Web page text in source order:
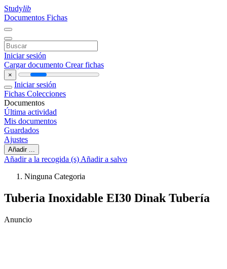
Studylib
Documentos Fichas
Iniciar sesión
Cargar documento Crear fichas
×
Iniciar sesión
Fichas Colecciones
Documentos
Última actividad
Mis documentos
Guardados
Ajustes
Añadir ...
Añadir a la recogida (s) Añadir a salvo
Ninguna Categoria
Tuberia Inoxidable EI30 Dinak Tubería
Anuncio